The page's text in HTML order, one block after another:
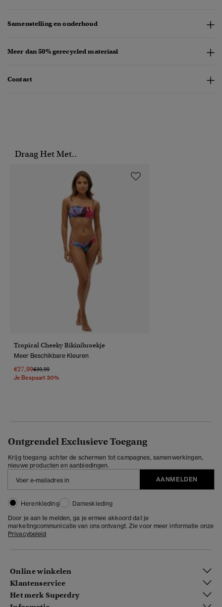
Samenstelling en onderhoud
Meer dan 50% gerecycled materiaal
Contact
Draag Het Met..
Tropical Cheeky Bikinibroekje
Meer Beschikbare Kleuren
€27,99Prijs Verlaagd Van
€39,99Naar
Je Bespaart 30%
Ontgrendel Exclusieve Toegang
Krijg toegang: achter de schermen tot campagnes, samenwerkingen,
nieuwe producten en aanbiedingen.
AANMELDEN
Herenkleding
Dameskleding
Door je aan te melden, ga je ermee akkoord dat je
marketingcommunicatie van ons ontvangt. Zie voor meer informatie onze
Privacybeleid
Online winkelen
Klantenservice
Het merk Superdry